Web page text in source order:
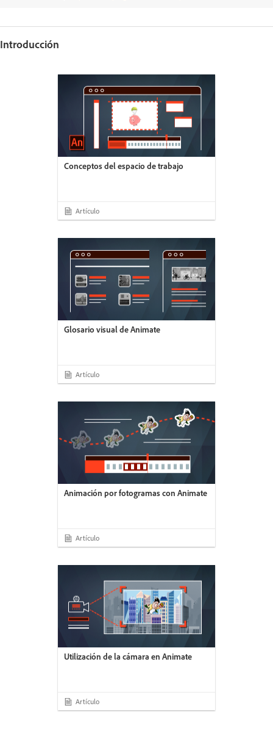
Introducción
Conceptos del espacio de trabajo
Artículo
Glosario visual de Animate
Artículo
Animación por fotogramas con Animate
Artículo
Utilización de la cámara en Animate
Artículo